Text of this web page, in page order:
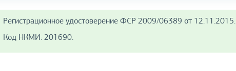
Регистрационное удостоверение ФСР 2009/06389 от 12.11.2015.
Код НКМИ: 201690.